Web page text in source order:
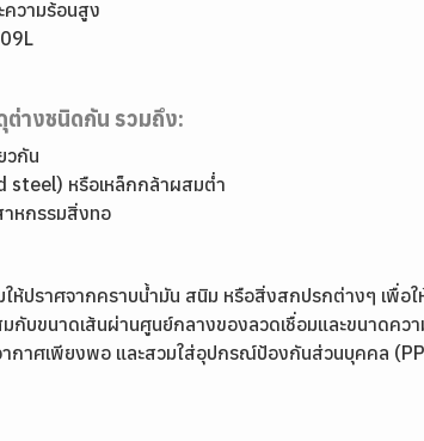
วามร้อนสูง
ต่างชนิดกัน รวมถึง:
วกัน
steel) หรือเหล็กกล้าผสมต่ำ
าหกรรมสิ่งทอ
ให้ปราศจากคราบน้ำมัน สนิม หรือสิ่งสกปรกต่างๆ เพื่
มกับขนาดเส้นผ่านศูนย์กลางของลวดเชื่อมและขนาดคว
าศเพียงพอ และสวมใส่อุปกรณ์ป้องกันส่วนบุคคล